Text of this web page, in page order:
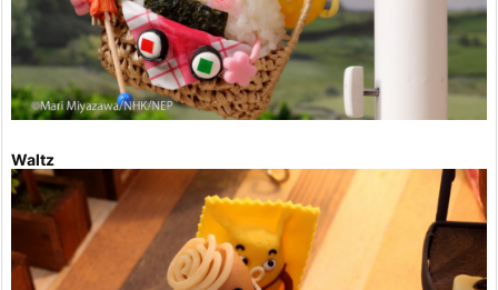
Waltz